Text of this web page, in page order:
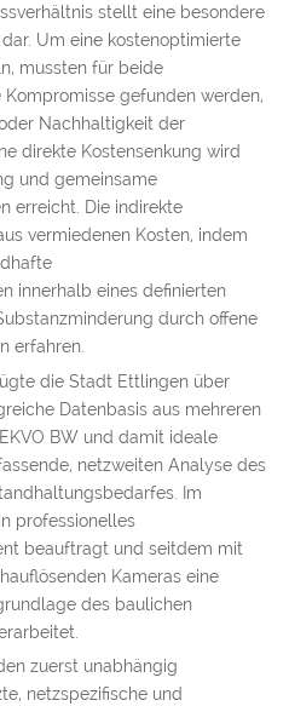
stellt eine besondere
Um eine kostenoptimierte
mussten für beide
gefunden werden,
Nachhaltigkeit der
direkte Kostensenkung wird
und gemeinsame
erreicht. Die indirekte
vermiedenen Kosten, indem
innerhalb eines definierten
durch offene
erfahren.
die Stadt Ettlingen über
Datenbasis aus mehreren
BW und damit ideale
netzweiten Analyse des
Im
professionelles
beauftragt und seitdem mit
Kameras eine
des baulichen
zuerst unabhängig
netzspezifische und